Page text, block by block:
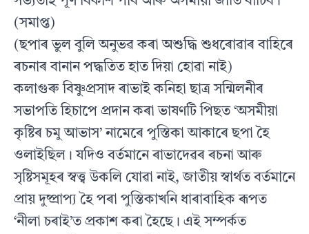
(সমাপ্ত)
(ছপাৰ ভুল বুলি অনুভৱ কৰা অশুদ্ধি শুধৰোৱাৰ বাহিৰে
ৰচনাৰ বানান পদ্ধতিত হাত দিয়া হোৱা নাই)
কলাগুৰু বিষ্ণুপ্ৰসাদ ৰাভাই কনিহা ছাত্ৰ সন্মিলনীৰ
সভাপতি হিচাপে প্ৰদান কৰা ভাষণটি পিছত ‘অসমীয়া
কৃষ্টিৰ চমু আভাস’ নামেৰে পুস্তিকা আকাৰে ছপা হৈ
ওলাইছিল। যদিও বৰ্তমানে ৰাভাদেৱৰ ৰচনা আৰু
সৃষ্টিসমূহৰ স্বত্ত্ব উকলি যোৱা নাই, জাতীয় স্বাৰ্থত বৰ্তমানে
প্ৰায় দুষ্প্ৰাপ্য হৈ পৰা পুস্তিকাখনি ধাৰাবাহিক ৰূপত
‘নীলা চৰাই’ত প্ৰকাশ কৰা হৈছে। এই সম্পৰ্কত